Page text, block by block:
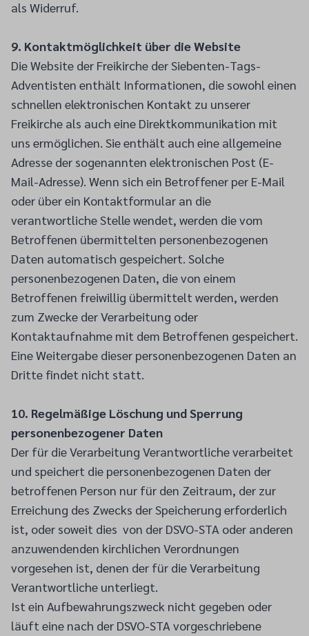
als Widerruf.
9. Kontaktmöglichkeit über die Website
Die Website der Freikirche der Siebenten-Tags-
Adventisten enthält Informationen, die sowohl einen
schnellen elektronischen Kontakt zu unserer
Freikirche als auch eine Direktkommunikation mit
uns ermöglichen. Sie enthält auch eine allgemeine
Adresse der sogenannten elektronischen Post (E-
Mail-Adresse). Wenn sich ein Betroffener per E-Mail
oder über ein Kontaktformular an die
verantwortliche Stelle wendet, werden die vom
Betroffenen übermittelten personenbezogenen
Daten automatisch gespeichert. Solche
personenbezogenen Daten, die von einem
Betroffenen freiwillig übermittelt werden, werden
zum Zwecke der Verarbeitung oder
Kontaktaufnahme mit dem Betroffenen gespeichert.
Eine Weitergabe dieser personenbezogenen Daten an
Dritte findet nicht statt.
10. Regelmäßige Löschung und Sperrung
personenbezogener Daten
Der für die Verarbeitung Verantwortliche verarbeitet
und speichert die personenbezogenen Daten der
betroffenen Person nur für den Zeitraum, der zur
Erreichung des Zwecks der Speicherung erforderlich
ist, oder soweit dies von der DSVO-STA oder anderen
anzuwendenden kirchlichen Verordnungen
vorgesehen ist, denen der für die Verarbeitung
Verantwortliche unterliegt.
Ist ein Aufbewahrungszweck nicht gegeben oder
läuft eine nach der DSVO-STA vorgeschriebene